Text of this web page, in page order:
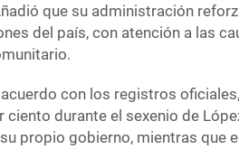
que su administración
del país, con atención a las
con los registros
durante el sexenio de
propio gobierno, mientras que